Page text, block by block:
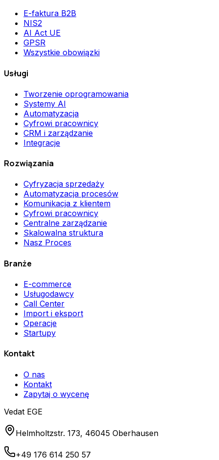
E-faktura B2B
NIS2
AI Act UE
GPSR
Wszystkie obowiązki
Usługi
Tworzenie oprogramowania
Systemy AI
Automatyzacja
Cyfrowi pracownicy
CRM i zarządzanie
Integracje
Rozwiązania
Cyfryzacja sprzedaży
Automatyzacja procesów
Komunikacja z klientem
Cyfrowi pracownicy
Centralne zarządzanie
Skalowalna struktura
Nasz Proces
Branże
E-commerce
Usługodawcy
Call Center
Import i eksport
Operacje
Startupy
Kontakt
O nas
Kontakt
Zapytaj o wycenę
Vedat EGE
Helmholtzstr. 173, 46045 Oberhausen
+49 176 614 250 57